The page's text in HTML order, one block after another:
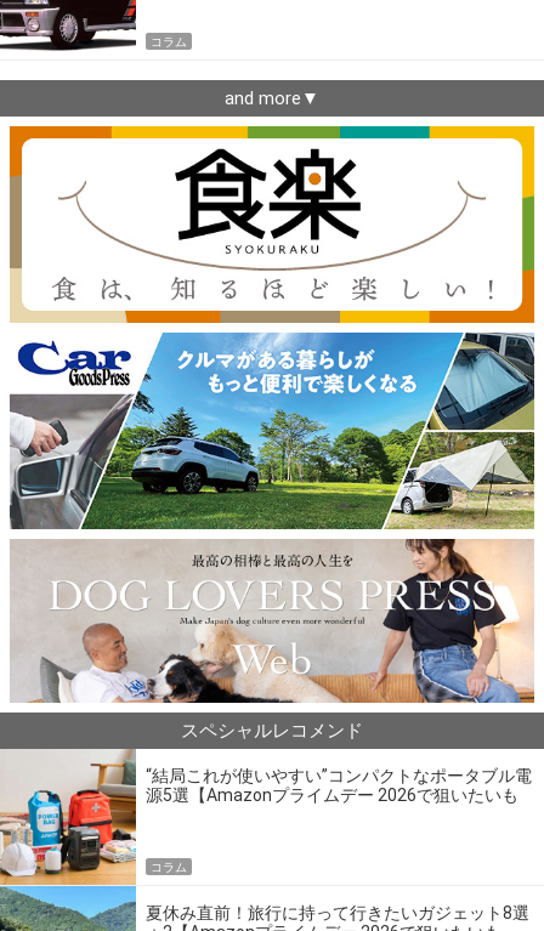
コラム
and more▼
スペシャルレコメンド
“結局これが使いやすい”コンパクトなポータブル電
源5選【Amazonプライムデー 2026で狙いたいも
コラム
夏休み直前！旅行に持って行きたいガジェット8選